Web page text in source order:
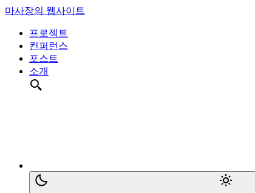
마사장의 웹사이트
프로젝트
컨퍼런스
포스트
소개